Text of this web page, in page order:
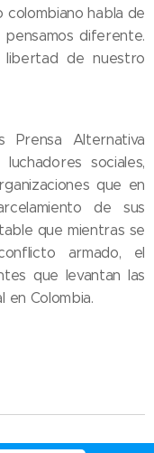
colombiano habla de
diferente.
libertad de nuestro
Prensa Alternativa
sociales,
que en
de sus
que mientras se
armado, el
que levantan las
en Colombia.